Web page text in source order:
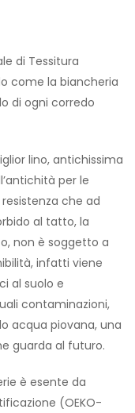
di Tessitura
come la biancheria
di ogni corredo
lino, antichissima
per le
che ad
al tatto, la
non è soggetto a
infatti viene
al suolo e
contaminazioni,
acqua piovana, una
guarda al futuro.
è esente da
(OEKO-